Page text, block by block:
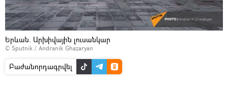
Երևան. Արխիվային լուսանկար
© Sputnik / Andranik Ghazaryan
Բաժանորդագրվել